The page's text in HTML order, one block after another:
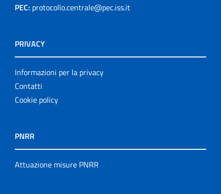
PEC: protocollo.centrale@pec.iss.it
PRIVACY
Informazioni per la privacy
Contatti
Cookie policy
PNRR
Attuazione misure PNRR